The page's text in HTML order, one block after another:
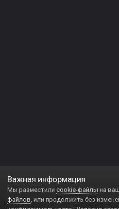
Важная информация
Мы разместили cookie-файлы на
файлов, или продолжить без